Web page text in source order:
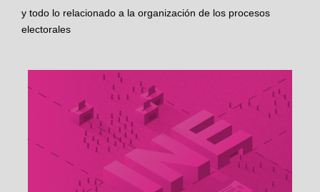
y todo lo relacionado a la organización de los procesos
electorales